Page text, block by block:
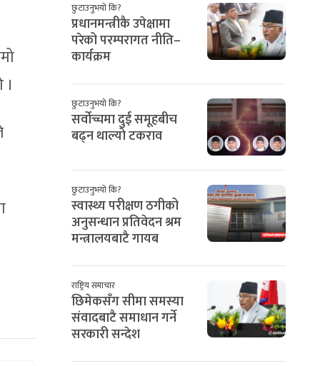
छुटाउनुभयो कि?
प्रधानमन्त्रीकै उपेक्षामा
परेको परम्परागत नीति–
कार्यक्रम
छुटाउनुभयो कि?
सर्वोच्चमा दुई समूहबीच
बढ्न थाल्यो टकराव
छुटाउनुभयो कि?
स्वास्थ्य परीक्षण ठगीको
अनुसन्धान प्रतिवेदन श्रम
मन्त्रालयबाटै गायब
राष्ट्रिय समाचार
छिमेकसँग सीमा समस्या
संवादबाटै समाधान गर्ने
सरकारी सन्देश